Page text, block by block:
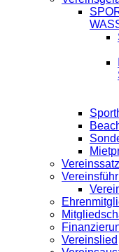
Vereinslied